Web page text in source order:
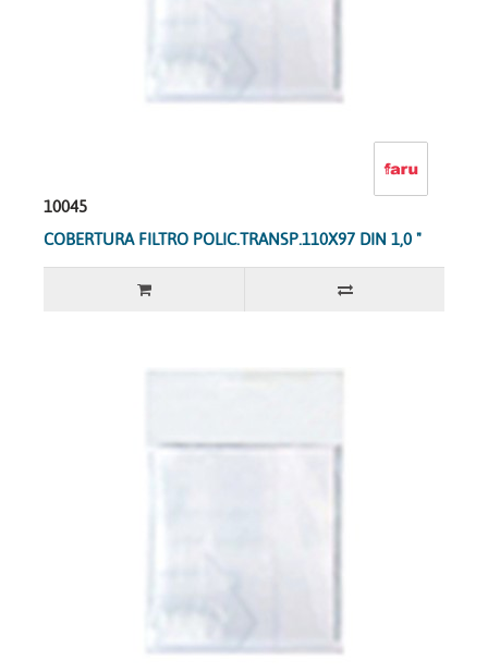
10045
COBERTURA FILTRO POLIC.TRANSP.110X97 DIN 1,0 "